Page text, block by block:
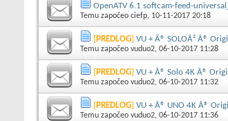
OpenATV 6.1 softcam-feed-
Temu započeo ciefp, 10-11-2017 20:18
[PREDLOG] VU + Â® SOLOÂ² Â®
Temu započeo vuduo2, 06-10-2017 11:28
[PREDLOG] VU + Â® Solo 4K Â®
Temu započeo vuduo2, 06-10-2017 11:32
[PREDLOG] VU + Â® UNO 4K Â®
Temu započeo vuduo2, 06-10-2017 11:36